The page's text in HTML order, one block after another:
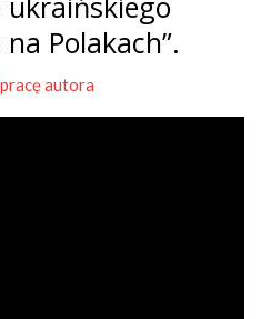
Polakach”.
autora